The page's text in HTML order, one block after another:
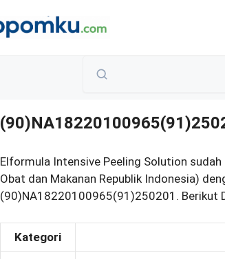
Elformula Intensive Peeling Solution
Obat dan Makanan Republik Indonesia)
(90)NA18220100965(91)250201. Berikut
Kategori